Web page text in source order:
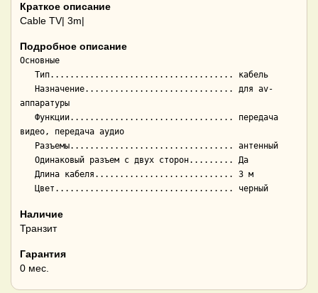
Краткое описание
Cable TV| 3m|
Подробное описание
Основные
аппаратуры
видео, передача аудио
Наличие
Транзит
Гарантия
0 мес.